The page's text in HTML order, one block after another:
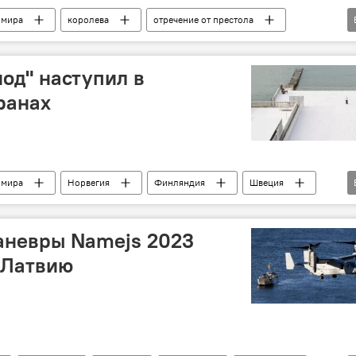
королева
отречение от престола
наступил в
Норвегия Финляндия
Швеция
Namejs 2023